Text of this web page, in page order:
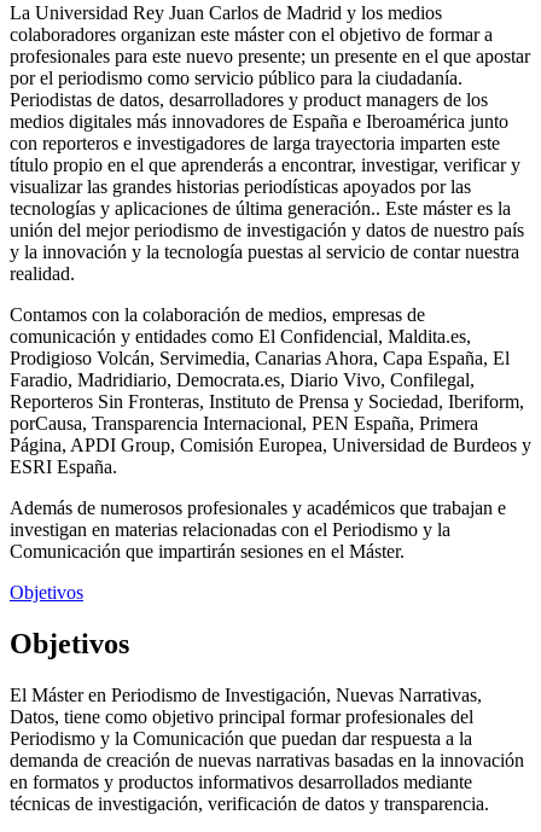
La Universidad Rey Juan Carlos de Madrid y los medios
colaboradores organizan este máster con el objetivo de formar a
profesionales para este nuevo presente; un presente en el que apostar
por el periodismo como servicio público para la ciudadanía.
Periodistas de datos, desarrolladores y product managers de los
medios digitales más innovadores de España e Iberoamérica junto
con reporteros e investigadores de larga trayectoria imparten este
título propio en el que aprenderás a encontrar, investigar, verificar y
visualizar las grandes historias periodísticas apoyados por las
tecnologías y aplicaciones de última generación.. Este máster es la
unión del mejor periodismo de investigación y datos de nuestro país
y la innovación y la tecnología puestas al servicio de contar nuestra
realidad.
Contamos con la colaboración de medios, empresas de
comunicación y entidades como El Confidencial, Maldita.es,
Prodigioso Volcán, Servimedia, Canarias Ahora, Capa España, El
Faradio, Madridiario, Democrata.es, Diario Vivo, Confilegal,
Reporteros Sin Fronteras, Instituto de Prensa y Sociedad, Iberiform,
porCausa, Transparencia Internacional, PEN España, Primera
Página, APDI Group, Comisión Europea, Universidad de Burdeos y
ESRI España.
Además de numerosos profesionales y académicos que trabajan e
investigan en materias relacionadas con el Periodismo y la
Comunicación que impartirán sesiones en el Máster.
Objetivos
Objetivos
El Máster en Periodismo de Investigación, Nuevas Narrativas,
Datos, tiene como objetivo principal formar profesionales del
Periodismo y la Comunicación que puedan dar respuesta a la
demanda de creación de nuevas narrativas basadas en la innovación
en formatos y productos informativos desarrollados mediante
técnicas de investigación, verificación de datos y transparencia.